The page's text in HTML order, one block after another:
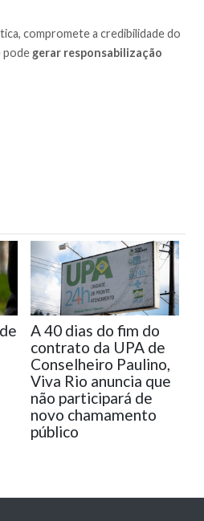
compromete a credibilidade do
pode gerar responsabilização
A 40 dias do fim do
contrato da UPA de
Conselheiro Paulino,
Viva Rio anuncia que
não participará de
novo chamamento
público